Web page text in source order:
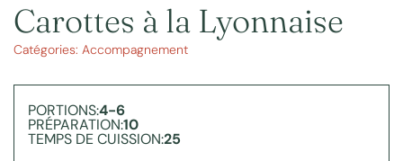
Carottes à la Lyonnaise
Catégories: Accompagnement
PORTIONS:4-6
PRÉPARATION:10
TEMPS DE CUISSION:25